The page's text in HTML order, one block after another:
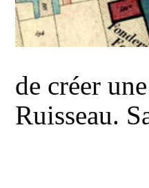
de créer
Ruisseau.